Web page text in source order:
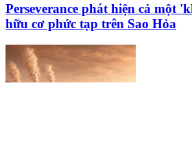
Perseverance phát hiện cả một
hữu cơ phức tạp trên Sao Hỏa